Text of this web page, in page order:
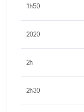
1h50
2020
2h
2h30